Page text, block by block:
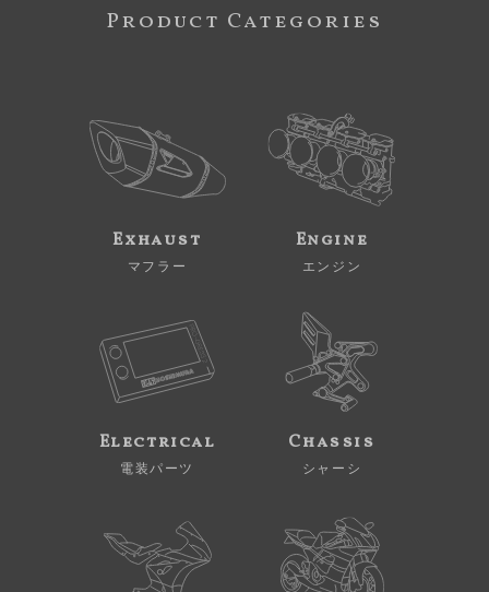
Product Categories
Exhaust
マフラー
Engine
エンジン
Electrical
電装パーツ
Chassis
シャーシ